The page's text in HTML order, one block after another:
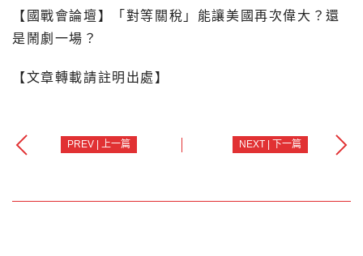
【國戰會論壇】「對等關稅」能讓美國再次偉大？還
是鬧劇一場？
【文章轉載請註明出處】
PREV | 上一篇 NEXT | 下一篇